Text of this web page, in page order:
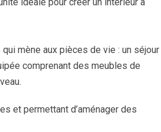
mène aux pièces de vie : un séjour
comprenant des meubles de
et permettant d’aménager des